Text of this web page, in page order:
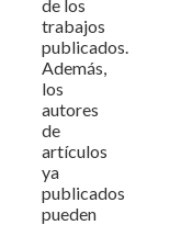
de los
trabajos
publicados.
Además,
los
autores
de
artículos
ya
publicados
pueden